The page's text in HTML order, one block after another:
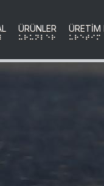
ÜRÜNLER
uRuNLER
ÜRETİM
uRETIM